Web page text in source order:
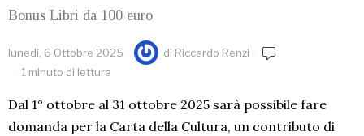
Bonus Libri da 100 euro
lunedì, 6 Ottobre 2025 di Riccardo Renzi
1 minuto di lettura
Dal 1° ottobre al 31 ottobre 2025 sarà possibile fare
domanda per la Carta della Cultura, un contributo di